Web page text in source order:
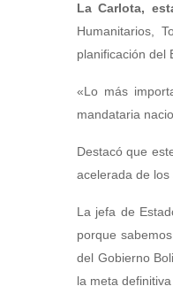
La Carlota,
Humanitarios,
planificación del
«Lo más
mandataria
Destacó que
acelerada de los
​La jefa de
porque
del Gobierno
la meta